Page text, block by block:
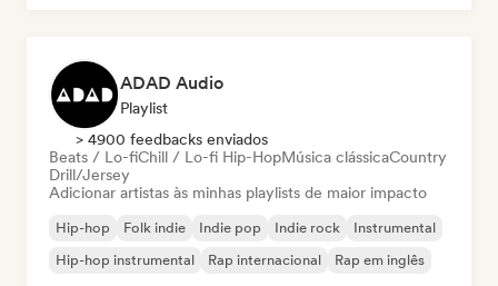
ADAD Audio
Playlist
> 4900 feedbacks enviados
Beats / Lo-fiChill / Lo-fi Hip-HopMúsica clássicaCountry
Drill/Jersey
Adicionar artistas às minhas playlists de maior impacto
Hip-hop Folk indie Indie pop Indie rock
Instrumental
Hip-hop instrumental
Rap internacional Rap em inglês